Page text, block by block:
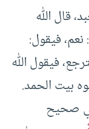
قال الله
فيقول:
فيقول الله
بيت الحمد.
صحيح